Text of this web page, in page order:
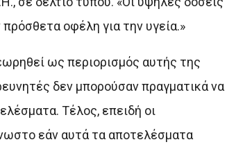
οφέλη για την υγεία.»
ως περιορισμός αυτής της
δεν μπορούσαν πραγματικά να
Τέλος, επειδή οι
εάν αυτά τα αποτελέσματα